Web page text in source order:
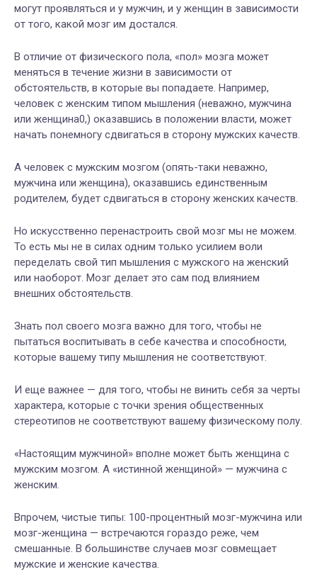
могут проявляться и у мужчин, и у женщин в зависимости
от того, какой мозг им достался.
В отличие от физического пола, «пол» мозга может
меняться в течение жизни в зависимости от
обстоятельств, в которые вы попадаете. Например,
человек с женским типом мышления (неважно, мужчина
или женщина0,) оказавшись в положении власти, может
начать понемногу сдвигаться в сторону мужских качеств.
А человек с мужским мозгом (опять-таки неважно,
мужчина или женщина), оказавшись единственным
родителем, будет сдвигаться в сторону женских качеств.
Но искусственно перенастроить свой мозг мы не можем.
То есть мы не в силах одним только усилием воли
переделать свой тип мышления с мужского на женский
или наоборот. Мозг делает это сам под влиянием
внешних обстоятельств.
Знать пол своего мозга важно для того, чтобы не
пытаться воспитывать в себе качества и способности,
которые вашему типу мышления не соответствуют.
И еще важнее — для того, чтобы не винить себя за черты
характера, которые с точки зрения общественных
стереотипов не соответствуют вашему физическому полу.
«Настоящим мужчиной» вполне может быть женщина с
мужским мозгом. А «истинной женщиной» — мужчина с
женским.
Впрочем, чистые типы: 100-процентный мозг-мужчина или
мозг-женщина — встречаются гораздо реже, чем
смешанные. В большинстве случаев мозг совмещает
мужские и женские качества.